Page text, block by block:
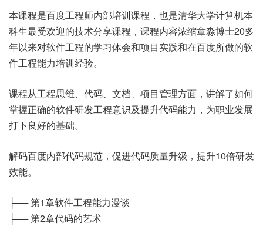
本课程是百度工程师内部培训课程，也是清华大学计算机本
科生最受欢迎的技术分享课程，课程内容浓缩章淼博士20多
年以来对软件工程的学习体会和项目实践和在百度所做的软
件工程能力培训经验。
课程从工程思维、代码、文档、项目管理方面，讲解了如何
掌握正确的软件研发工程意识及提升代码能力，为职业发展
打下良好的基础。
解码百度内部代码规范，促进代码质量升级，提升10倍研发
效能。
├── 第1章软件工程能力漫谈
├── 第2章代码的艺术